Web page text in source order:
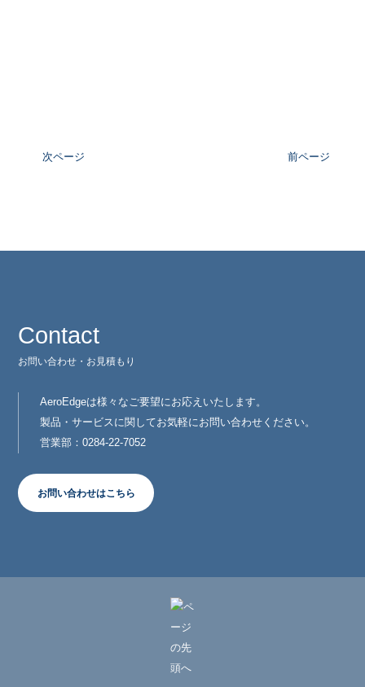
前ページ
次ページ
Contact
お問い合わせ・お見積もり
AeroEdgeは様々なご要望にお応えいたします。
製品・サービスに関してお気軽にお問い合わせください。
営業部：0284-22-7052
お問い合わせはこちら